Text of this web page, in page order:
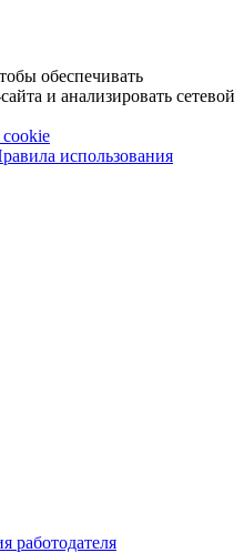
обеспечивать
и анализировать сетевой
использования
работодателя